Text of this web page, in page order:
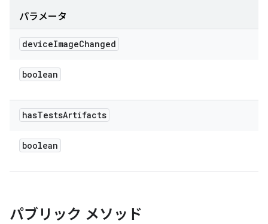
パラメータ
deviceImageChanged
boolean
hasTestsArtifacts
boolean
パブリック メソッド